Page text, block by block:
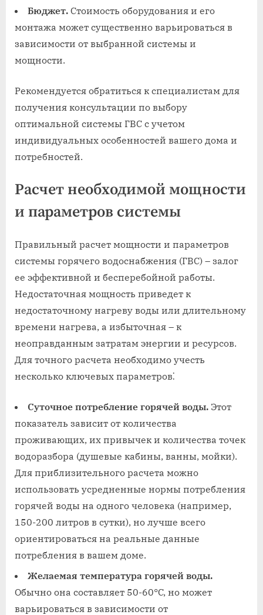
Бюджет. Стоимость оборудования и его
монтажа может существенно варьироваться в
зависимости от выбранной системы и
мощности.
Рекомендуется обратиться к специалистам для
получения консультации по выбору
оптимальной системы ГВС с учетом
индивидуальных особенностей вашего дома и
потребностей.
Расчет необходимой мощности
и параметров системы
Правильный расчет мощности и параметров
системы горячего водоснабжения (ГВС) – залог
ее эффективной и бесперебойной работы.
Недостаточная мощность приведет к
недостаточному нагреву воды или длительному
времени нагрева, а избыточная – к
неоправданным затратам энергии и ресурсов.
Для точного расчета необходимо учесть
несколько ключевых параметров⁚
Суточное потребление горячей воды. Этот
показатель зависит от количества
проживающих, их привычек и количества точек
водоразбора (душевые кабины, ванны, мойки).
Для приблизительного расчета можно
использовать усредненные нормы потребления
горячей воды на одного человека (например,
150-200 литров в сутки), но лучше всего
ориентироваться на реальные данные
потребления в вашем доме.
Желаемая температура горячей воды.
Обычно она составляет 50-60°C, но может
варьироваться в зависимости от